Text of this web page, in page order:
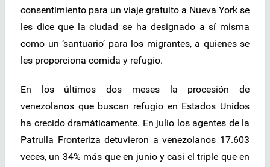
consentimiento para un viaje gratuito a Nueva York se
les dice que la ciudad se ha designado a sí misma
como un ‘santuario’ para los migrantes, a quienes se
les proporciona comida y refugio.
En los últimos dos meses la procesión de
venezolanos que buscan refugio en Estados Unidos
ha crecido dramáticamente. En julio los agentes de la
Patrulla Fronteriza detuvieron a venezolanos 17.603
veces, un 34% más que en junio y casi el triple que en